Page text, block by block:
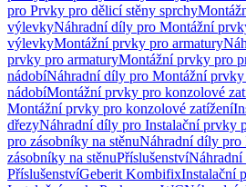
pro Prvky pro dělicí stěny sprchy
výlevkyNáhradní díly pro Montážní
výlevkyMontážní prvky pro armatury
prvky pro armaturyMontážní prvky pro
nádobíNáhradní díly pro Montážní
nádobíMontážní prvky pro konzolové
Montážní prvky pro konzolové zatížení
dřezyNáhradní díly pro Instalační prvky
pro zásobníky na stěnuNáhradní díly pro
zásobníky na stěnuPříslušenství
PříslušenstvíGeberit KombifixInstalační